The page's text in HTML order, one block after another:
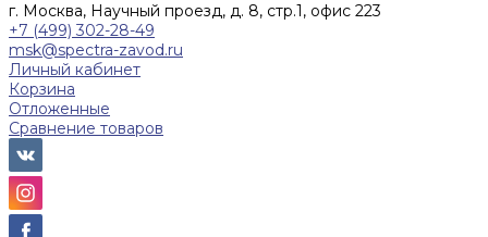
г. Москва, Научный проезд, д. 8, стр.1, офис 223
+7 (499) 302-28-49
msk@spectra-zavod.ru
Личный кабинет
Корзина
Отложенные
Сравнение товаров